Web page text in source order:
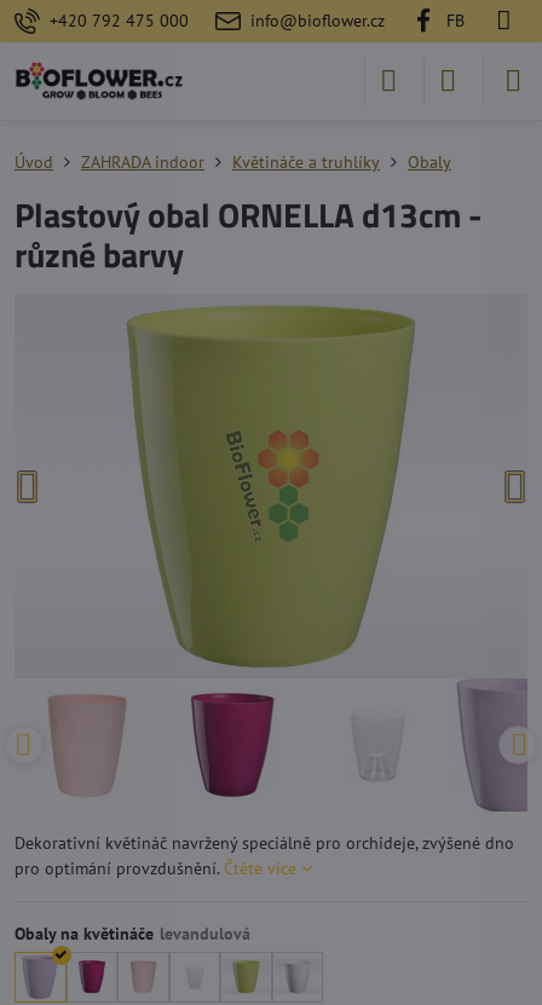
+420 792 475 000 info@bioflower.cz FB
Úvod ZAHRADA indoor Květináče a truhlíky Obaly
Plastový obal ORNELLA d13cm -
různé barvy
Dekorativní květináč navržený speciálně pro orchideje, zvýšené dno
pro optimání provzdušnění. Čtěte více
Obaly na květináče